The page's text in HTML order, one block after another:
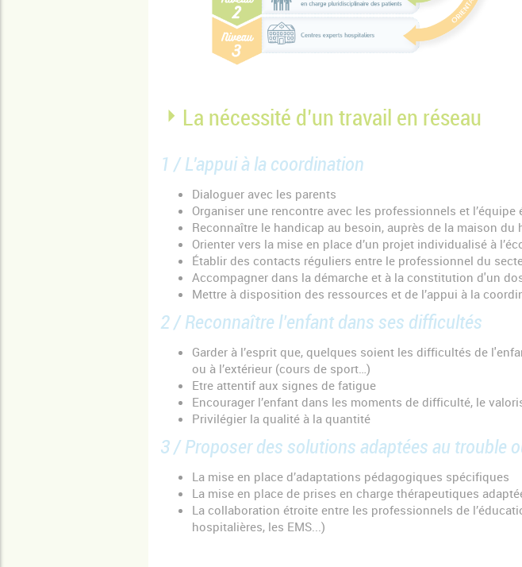
La nécessité d’un travail en réseau
1 / L'appui à la coordination
Dialoguer avec les parents
Organiser une rencontre avec les professionnels et l’équipe
Reconnaître le handicap au besoin, auprès de la maison du
Orienter vers la mise en place d’un projet individualisé à
Établir des contacts réguliers entre le professionnel du
Accompagner dans la démarche et à la constitution d'un
Mettre à disposition des ressources et de l’appui à la
2 / Reconnaître l’enfant dans ses difficultés
Garder à l’esprit que, quelques soient les difficultés de
ou à l’extérieur (cours de sport…)
Etre attentif aux signes de fatigue
Encourager l’enfant dans les moments de difficulté, le
Privilégier la qualité à la quantité
3 / Proposer des solutions adaptées au trouble
La mise en place d’adaptations pédagogiques spécifiques
La mise en place de prises en charge thérapeutiques
La collaboration étroite entre les professionnels de
hospitalières, les EMS...)